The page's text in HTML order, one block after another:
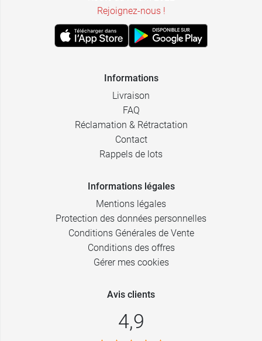
Rejoignez-nous !
Informations
Livraison
FAQ
Réclamation & Rétractation
Contact
Rappels de lots
Informations légales
Mentions légales
Protection des données personnelles
Conditions Générales de Vente
Conditions des offres
Gérer mes cookies
Avis clients
4,9